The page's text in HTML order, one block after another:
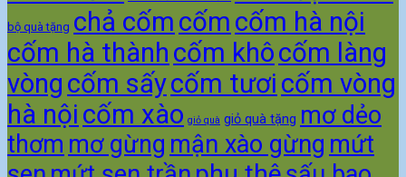
bộ quà tặng chả cốm cốm cốm hà nội
cốm hà thành cốm khôcốm làng
vòng cốm sấycốm tươi cốm vòng
hà nội cốm xào giỏ quà giỏ quà tặng mơ dẻo
thơm mơ gừng mận xào gừng mứt